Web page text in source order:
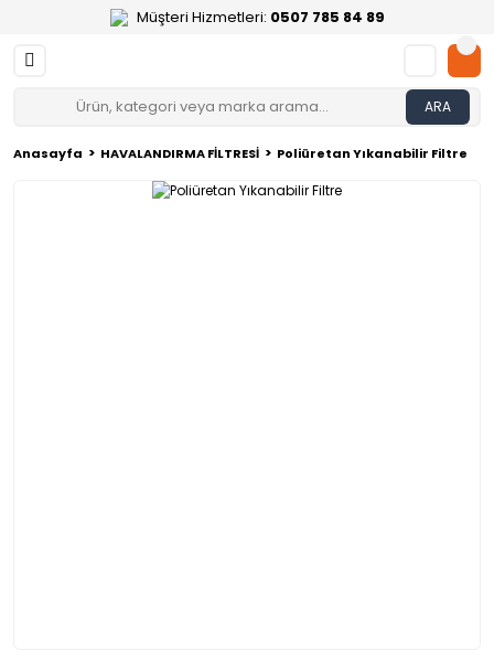
Müşteri Hizmetleri: 0507 785 84 89
ARA
Anasayfa HAVALANDIRMA FİLTRESİ Poliüretan Yıkanabilir Filtre